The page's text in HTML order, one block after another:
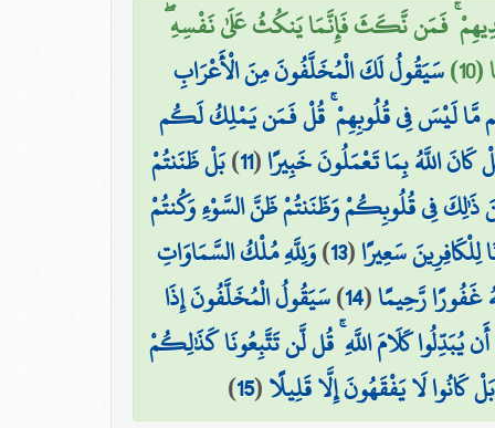
أَيْدِيهِمْ ۚ فَمَن نَّكَثَ فَإِنَّمَا يَنكُثُ عَلَىٰ نَفْسِهِ
سَيَقُولُ لَكَ الْمُخَلَّفُونَ مِنَ الْأَعْرَابِ
مَّا لَيْسَ فِي قُلُوبِهِمْ ۚ قُلْ فَمَن يَمْلِكُ لَكُم
اللَّهُ بِمَا تَعْمَلُونَ خَبِيرًا(
11
)بَلْ ظَنَنتُمْ
ذَٰلِكَ فِي قُلُوبِكُمْ وَظَنَنتُمْ ظَنَّ السَّوْءِ وَكُنتُمْ
سَعِيرًا(
13
)وَلِلَّهِ مُلْكُ السَّمَاوَاتِ
غَفُورًا رَّحِيمًا(
14
)سَيَقُولُ الْمُخَلَّفُونَ إِذَا
يُبَدِّلُوا كَلَامَ اللَّهِ ۚ قُل لَّن تَتَّبِعُونَا كَذَٰلِكُمْ
لَا يَفْقَهُونَ إِلَّا قَلِيلًا(
15
)